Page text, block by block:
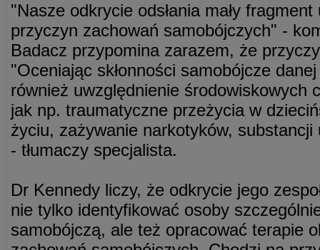
"Nasze odkrycie odsłania mały fragment
przyczyn zachowań samobójczych" -
Badacz przypomina zarazem, że
"Oceniając skłonności samobójcze
również uwzględnienie środowiskowych
jak np. traumatyczne przeżycia w
życiu, zażywanie narkotyków,
- tłumaczy specjalista.
Dr Kennedy liczy, że odkrycie jego
nie tylko identyfikować osoby
samobójczą, ale też opracować terapie